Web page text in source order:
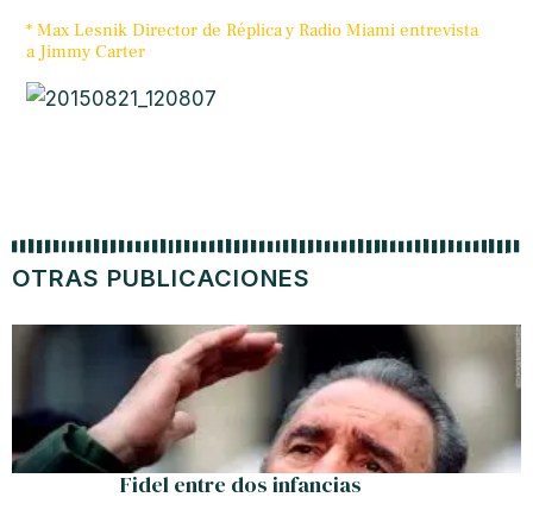
* Max Lesnik Director de Réplica y Radio Miami entrevista
a Jimmy Carter
OTRAS PUBLICACIONES
Fidel entre dos infancias